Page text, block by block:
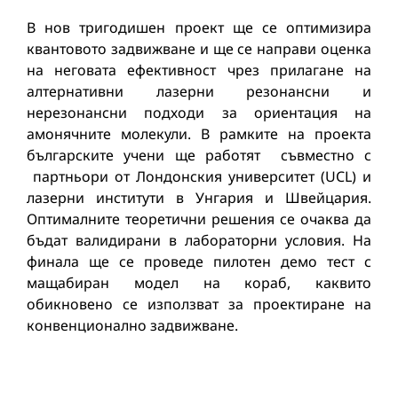
В нов тригодишен проект ще се оптимизира
квантовото задвижване и ще се направи оценка
на неговата ефективност чрез прилагане на
алтернативни лазерни резонансни и
нерезонансни подходи за ориентация на
амонячните молекули. В рамките на проекта
българските учени ще работят съвместно с
партньори от Лондонския университет (UCL) и
лазерни институти в Унгария и Швейцария.
Оптималните теоретични решения се очаква да
бъдат валидирани в лабораторни условия. На
финала ще се проведе пилотен демо тест с
мащабиран модел на кораб, каквито
обикновено се използват за проектиране на
конвенционално задвижване.